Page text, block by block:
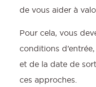
de vous aider à
Pour cela, vous
conditions
et de la date de
ces approches.